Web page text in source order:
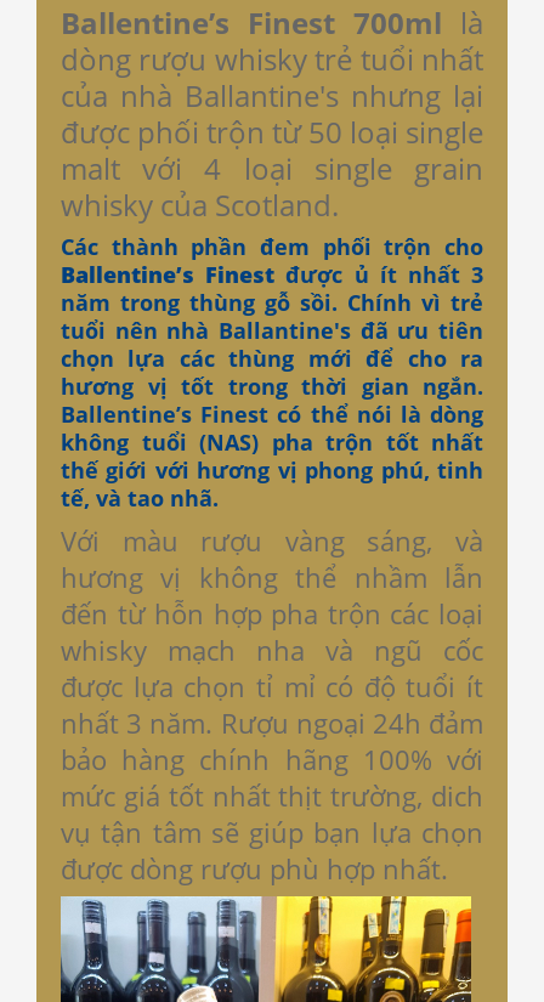
Ballentine’s Finest 700ml là
dòng rượu whisky trẻ tuổi nhất
của nhà Ballantine's nhưng lại
được phối trộn từ 50 loại single
malt với 4 loại single grain
whisky của Scotland.
Các thành phần đem phối trộn cho
Ballentine’s Finestđược ủ ít nhất 3
năm trong thùng gỗ sồi. Chính vì trẻ
tuổi nên nhà Ballantine's đã ưu tiên
chọn lựa các thùng mới để cho ra
hương vị tốt trong thời gian ngắn.
Ballentine’s Finest có thể nói là dòng
không tuổi (NAS) pha trộn tốt nhất
thế giới với hương vị phong phú, tinh
tế, và tao nhã.
Với màu rượu vàng sáng, và
hương vị không thể nhầm lẫn
đến từ hỗn hợp pha trộn các loại
whisky mạch nha và ngũ cốc
được lựa chọn tỉ mỉ có độ tuổi ít
nhất 3 năm. Rượu ngoại 24h đảm
bảo hàng chính hãng 100% với
mức giá tốt nhất thịt trường, dich
vụ tận tâm sẽ giúp bạn lựa chọn
được dòng rượu phù hợp nhất.